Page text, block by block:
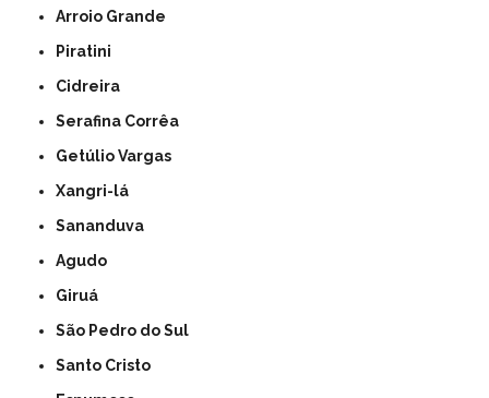
Arroio Grande
Piratini
Cidreira
Serafina Corrêa
Getúlio Vargas
Xangri-lá
Sananduva
Agudo
Giruá
São Pedro do Sul
Santo Cristo